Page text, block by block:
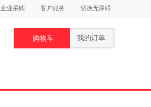
企业采购 客户服务 切换无障碍
购物车 我的订单